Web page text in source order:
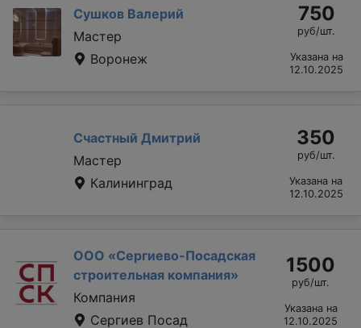
Сушков Валерий
Мастер
Воронеж
750
руб/шт.
Указана на
12.10.2025
Счастный Дмитрий
Мастер
Калининград
350
руб/шт.
Указана на
12.10.2025
ООО «Сергиево-Посадская
строительная компания»
Компания
Сергиев Посад
1500
руб/шт.
Указана на
12.10.2025